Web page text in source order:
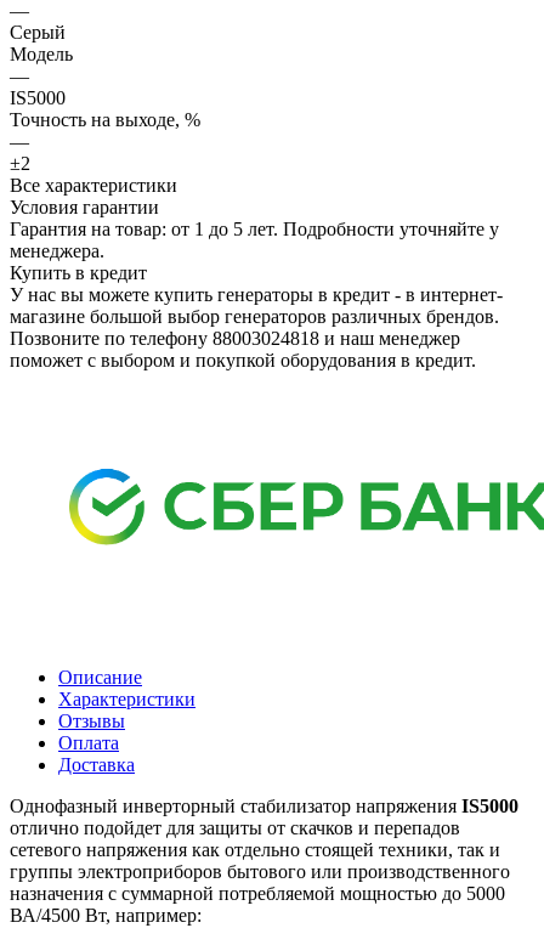
—
Серый
Модель
—
IS5000
Точность на выходе, %
—
±2
Все характеристики
Условия гарантии
Гарантия на товар: от 1 до 5 лет. Подробности уточняйте у
менеджера.
Купить в кредит
У нас вы можете купить генераторы в кредит - в интернет-
магазине большой выбор генераторов различных брендов.
Позвоните по телефону 88003024818 и наш менеджер
поможет с выбором и покупкой оборудования в кредит.
Описание
Характеристики
Отзывы
Оплата
Доставка
Однофазный инверторный стабилизатор напряжения IS5000
отлично подойдет для защиты от скачков и перепадов
сетевого напряжения как отдельно стоящей техники, так и
группы электроприборов бытового или производственного
назначения с суммарной потребляемой мощностью до 5000
ВА/4500 Вт, например: